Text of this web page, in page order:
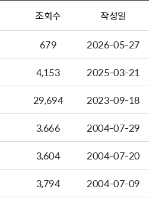
조회수 작성일
679
2026-05-27
4,153
2025-03-21
29,694
2023-09-18
3,666
2004-07-29
3,604
2004-07-20
3,794
2004-07-09